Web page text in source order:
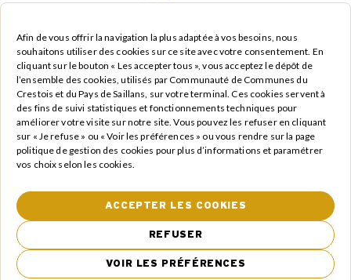
Afin de vous offrir la navigation la plus adaptée à vos besoins, nous
souhaitons utiliser des cookies sur ce site avec votre consentement. En
cliquant sur le bouton « Les accepter tous », vous acceptez le dépôt de
l’ensemble des cookies, utilisés par Communauté de Communes du
Crestois et du Pays de Saillans, sur votre terminal. Ces cookies servent à
des fins de suivi statistiques et fonctionnements techniques pour
améliorer votre visite sur notre site. Vous pouvez les refuser en cliquant
sur « Je refuse » ou « Voir les préférences » ou vous rendre sur la page
politique de gestion des cookies pour plus d’informations et paramétrer
vos choix selon les cookies.
ACCEPTER LES COOKIES
REFUSER
VOIR LES PRÉFÉRENCES
14communes17000habitants234km2
Située au centre du département drômois, la CCCPS se
situe entre 30 minutes et 1 heure de Valence et des grands
axes de communication. Elle est composée de 14 communes
Aubenasson, Aurel, Chastel-Arnaud, Crest, Espenel, La
Chaudière, Mirabel-et-Blacons, Piégros-la-Clastre, Rimon-et-
Savel, Saillans, Saint-Benoît, Saint-Sauveur et Vercheny.
L’ensemble des communes représente près de 17 000
habitants pour une superficie de 234km2.
LE TERRITOIRE CARTE DES SERVICES